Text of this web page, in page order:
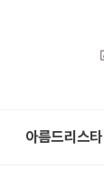
아름드리스타